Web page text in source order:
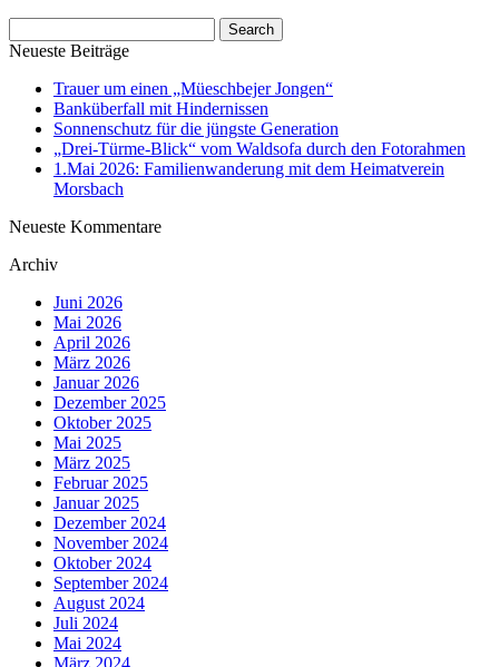
Neueste Beiträge
Trauer um einen „Müeschbejer Jongen“
Banküberfall mit Hindernissen
Sonnenschutz für die jüngste Generation
„Drei-Türme-Blick“ vom Waldsofa durch den Fotorahmen
1.Mai 2026: Familienwanderung mit dem Heimatverein
Morsbach
Neueste Kommentare
Archiv
Juni 2026
Mai 2026
April 2026
März 2026
Januar 2026
Dezember 2025
Oktober 2025
Mai 2025
März 2025
Februar 2025
Januar 2025
Dezember 2024
November 2024
Oktober 2024
September 2024
August 2024
Juli 2024
Mai 2024
März 2024